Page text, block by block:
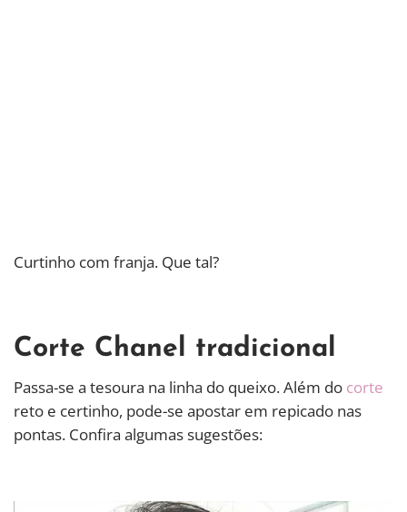
Curtinho com franja. Que tal?
Corte Chanel tradicional
Passa-se a tesoura na linha do queixo. Além do corte
reto e certinho, pode-se apostar em repicado nas
pontas. Confira algumas sugestões: